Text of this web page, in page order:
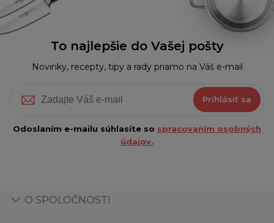
To najlepšie do Vašej pošty
Novinky, recepty, tipy a rady priamo na Váš e-mail
Prihlásiť sa
Odoslaním e-mailu súhlasíte so spracovaním osobných
údajov.
O SPOLOČNOSTI